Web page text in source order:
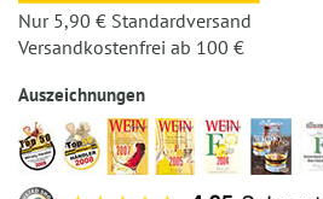
Nur 5,90 € Standardversand
Versandkostenfrei ab 100 €
Auszeichnungen